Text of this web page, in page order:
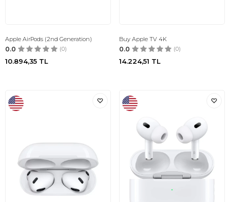
Apple AirPods (2nd Generation)
0.0 (0)
10.894,35 TL
Buy Apple TV 4K
0.0 (0)
14.224,51 TL